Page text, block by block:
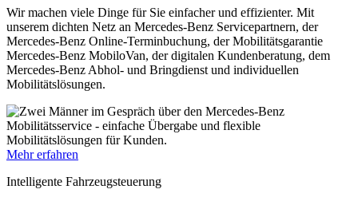
Wir machen viele Dinge für Sie einfacher und effizienter. Mit
unserem dichten Netz an Mercedes-Benz Servicepartnern, der
Mercedes-Benz Online-Terminbuchung, der Mobilitätsgarantie
Mercedes-Benz MobiloVan, der digitalen Kundenberatung, dem
Mercedes-Benz Abhol- und Bringdienst und individuellen
Mobilitätslösungen.
Mehr erfahren
Intelligente Fahrzeugsteuerung